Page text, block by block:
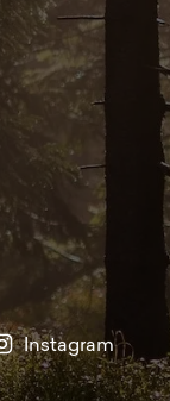
Instagram